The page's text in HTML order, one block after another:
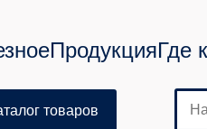
ПродукцияГде
товаров